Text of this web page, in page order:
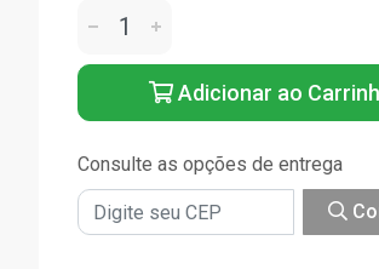
Adicionar ao
Consulte as opções de entrega